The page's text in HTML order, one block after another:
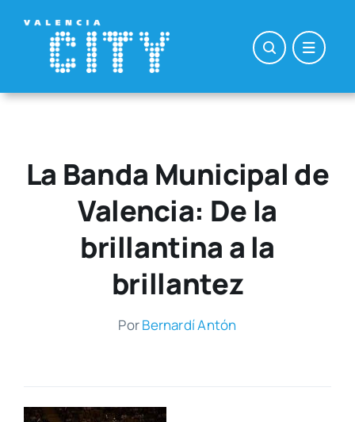
contenido
La Banda Municipal de
Valencia: De la
brillantina a la
brillantez
PorBer­nar­dí Antón